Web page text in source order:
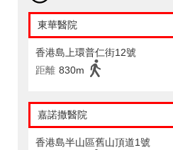
東華醫院
香港島上環普仁街12號
距離 830m
嘉諾撒醫院
香港島半山區舊山頂道1號